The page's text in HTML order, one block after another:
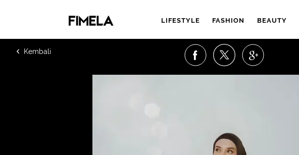
LIFESTYLE FASHION BEAUTY